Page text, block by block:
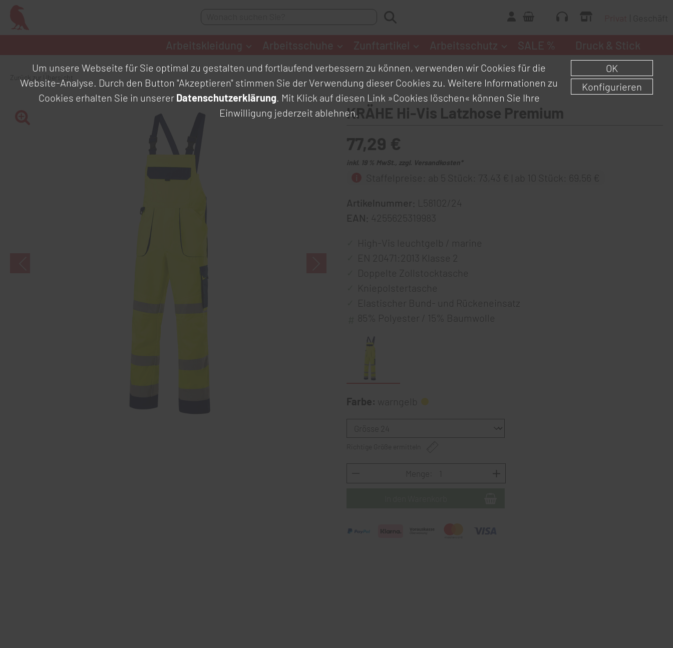
Geschäft
Zurück zur Übersicht
KRÄHE Hi-Vis Latzhose Premium
77,29 €
inkl. 19 % MwSt., zzgl. Versandkosten*
Staffelpreise: ab 5 Stück: 73,43 € | ab 10 Stück: 69,56 €
Artikelnummer: L58102/24
EAN: 4255625319983
High-Vis leuchtgelb / marine
EN 20471:2013 Klasse 2
Doppelte Zollstocktasche
Kniepolstertasche
Elastischer Bund- und Rückeneinsatz
85% Polyester / 15% Baumwolle
Farbe: warngelb
Menge:
Um unsere Webseite für Sie optimal zu gestalten und fortlaufend verbessern zu können, verwenden wir Cookies für die
Website-Analyse. Durch den Button "Akzeptieren" stimmen Sie der Verwendung dieser Cookies zu. Weitere Informationen zu
Cookies erhalten Sie in unserer Datenschutzerklärung. Mit Klick auf diesen Link »Cookies löschen« können Sie Ihre
Einwilligung jederzeit ablehnen.
OK
Konfigurieren